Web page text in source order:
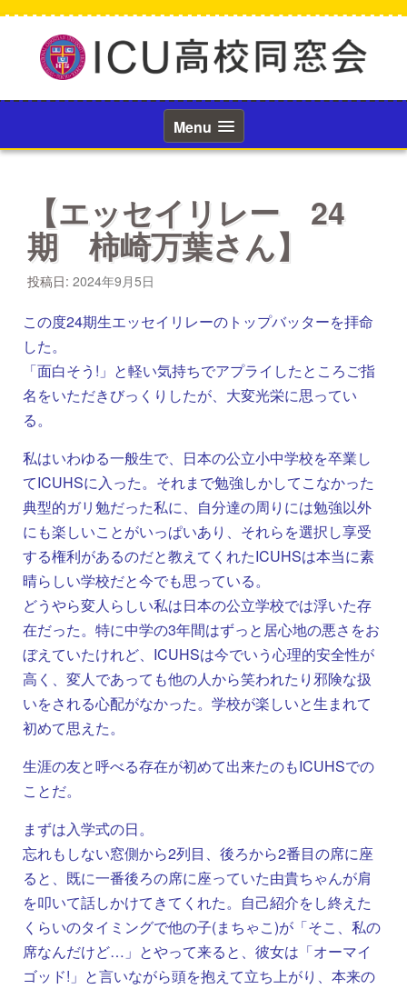
へ
ッ
Menu
【エッセイリレー 24
期 柿崎万葉さん】
投稿日: 2024年9月5日
この度24期生エッセイリレーのトップバッターを拝命
した。
「面白そう!」と軽い気持ちでアプライしたところご指
名をいただきびっくりしたが、大変光栄に思ってい
る。
私はいわゆる一般生で、日本の公立小中学校を卒業し
てICUHSに入った。それまで勉強しかしてこなかった
典型的ガリ勉だった私に、自分達の周りには勉強以外
にも楽しいことがいっぱいあり、それらを選択し享受
する権利があるのだと教えてくれたICUHSは本当に素
晴らしい学校だと今でも思っている。
どうやら変人らしい私は日本の公立学校では浮いた存
在だった。特に中学の3年間はずっと居心地の悪さをお
ぼえていたけれど、ICUHSは今でいう心理的安全性が
高く、変人であっても他の人から笑われたり邪険な扱
いをされる心配がなかった。学校が楽しいと生まれて
初めて思えた。
生涯の友と呼べる存在が初めて出来たのもICUHSでの
ことだ。
まずは入学式の日。
忘れもしない窓側から2列目、後ろから2番目の席に座
ると、既に一番後ろの席に座っていた由貴ちゃんが肩
を叩いて話しかけてきてくれた。自己紹介をし終えた
くらいのタイミングで他の子(まちゃこ)が「そこ、私の
席なんだけど…」とやって来ると、彼女は「オーマイ
ゴッド!」と言いながら頭を抱えて立ち上がり、本来の